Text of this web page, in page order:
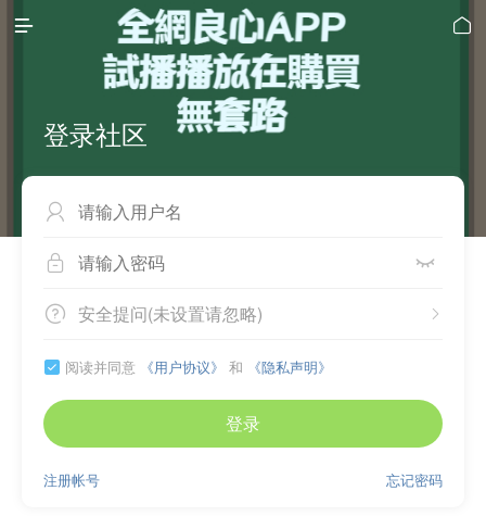
 
登录社区

 
 
安全提问(未设置请忽略)
 阅读并同意 《用户协议》 和 《隐私声明》
登录
忘记密码
注册帐号